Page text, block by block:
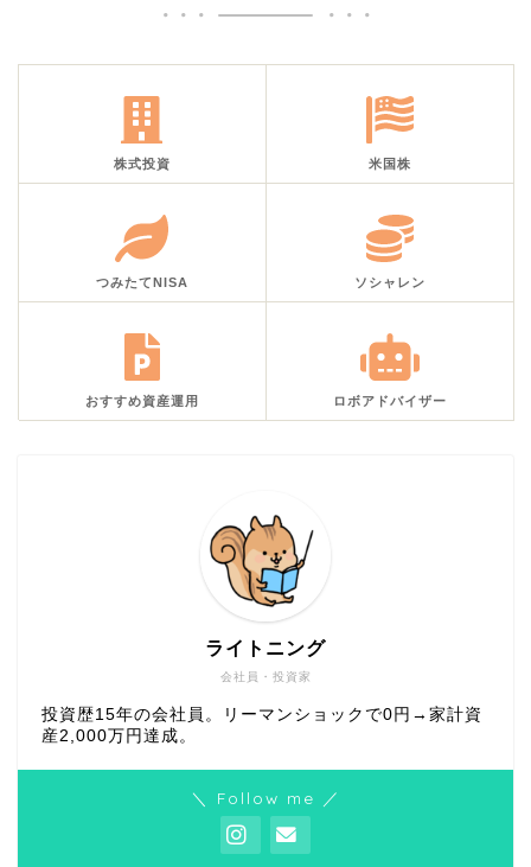
株式投資 米国株
つみたてNISA ソシャレン
おすすめ資産運用 ロボアドバイザー
会社員・投資家
ライトニング
投資歴15年の会社員。リーマンショックで0円→家計資
産2,000万円達成。
＼ Follow me ／